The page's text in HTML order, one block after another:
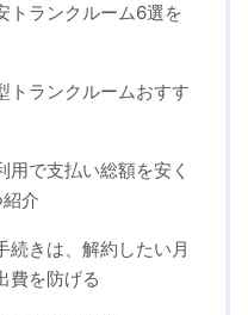
トランクルーム6選を
トランクルームおすす
用で支払い総額を安く
介
続きは、解約したい月
費を防げる